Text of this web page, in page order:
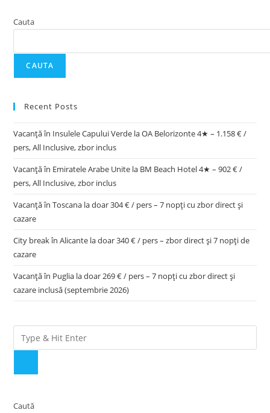
Cauta
CAUTA
Recent Posts
Vacanță în Insulele Capului Verde la OA Belorizonte 4★ – 1.158 € /
pers, All Inclusive, zbor inclus
Vacanță în Emiratele Arabe Unite la BM Beach Hotel 4★ – 902 € /
pers, All Inclusive, zbor inclus
Vacanță în Toscana la doar 304 € / pers – 7 nopți cu zbor direct și
cazare
City break în Alicante la doar 340 € / pers – zbor direct și 7 nopți de
cazare
Vacanță în Puglia la doar 269 € / pers – 7 nopți cu zbor direct și
cazare inclusă (septembrie 2026)
Caută